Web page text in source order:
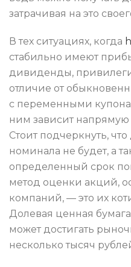
затрачивая на это
В тех ситуациях, когда
стабильно имеют
дивиденды,
отличие от
с переменными
ним зависит
Стоит подчеркнуть,
номинала не будет, а
определенный срок
метод оценки акций,
компаний, — это их
Долевая ценная
может достигать
несколько тысяч